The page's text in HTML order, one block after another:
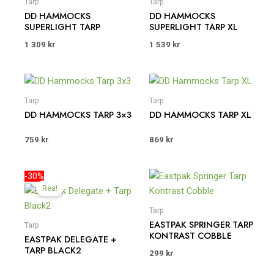
DD HAMMOCKS
SUPERLIGHT TARP
1 309 kr
DD HAMMOCKS
SUPERLIGHT TARP XL
1 539 kr
Tarp
DD HAMMOCKS TARP 3×3
759 kr
Tarp
DD HAMMOCKS TARP XL
869 kr
-30%
Rea!
Tarp
EASTPAK DELEGATE +
TARP BLACK2
ursprungliga
priset
var:
priset
Tarp
EASTPAK SPRINGER TARP
KONTRAST COBBLE
299 kr